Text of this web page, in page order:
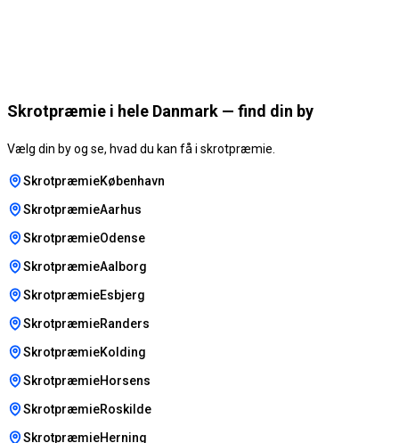
Skrotpræmie i hele Danmark — find din by
Vælg din by og se, hvad du kan få i skrotpræmie.
SkrotpræmieKøbenhavn
SkrotpræmieAarhus
SkrotpræmieOdense
SkrotpræmieAalborg
SkrotpræmieEsbjerg
SkrotpræmieRanders
SkrotpræmieKolding
SkrotpræmieHorsens
SkrotpræmieRoskilde
SkrotpræmieHerning